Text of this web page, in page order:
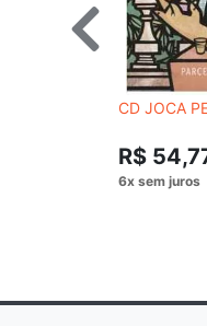
CD JOCA
R$